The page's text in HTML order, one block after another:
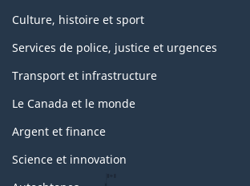
Culture, histoire et sport
Services de police, justice et urgences
Transport et infrastructure
Le Canada et le monde
Argent et finance
Science et innovation